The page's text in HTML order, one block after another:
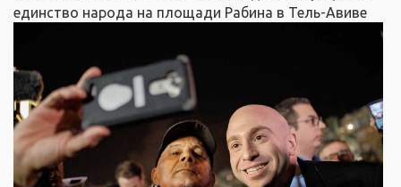
единство народа на площади Рабина в Тель-Авиве